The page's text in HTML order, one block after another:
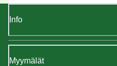
Info
Myymälät